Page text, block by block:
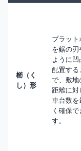
櫛（く
し）形
プラット
を鋸の刃
ように凹
配置する
で、敷地
距離に対
車台数を
く確保で
す。